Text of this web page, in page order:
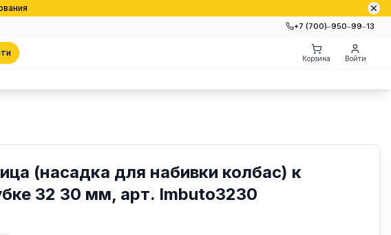
+7 (700)‒950‒99‒13
Корзина Войти
(насадка для набивки колбас) к
32 30 мм, арт. Imbuto3230